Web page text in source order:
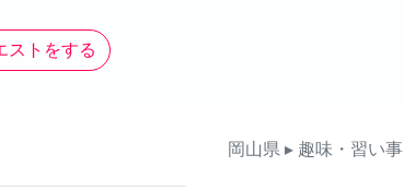
ストをする
岡山県 ▸ 趣味・習い事